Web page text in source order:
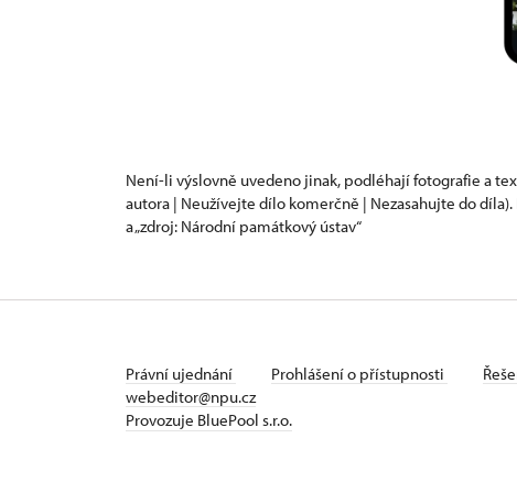
Není-li výslovně uvedeno jinak, podléhají fotografie a
autora | Neužívejte dílo komerčně | Nezasahujte do
a „zdroj: Národní památkový ústav“
Právní ujednání Prohlášení o přístupnosti
webeditor@npu.cz
Provozuje BluePool s.r.o.